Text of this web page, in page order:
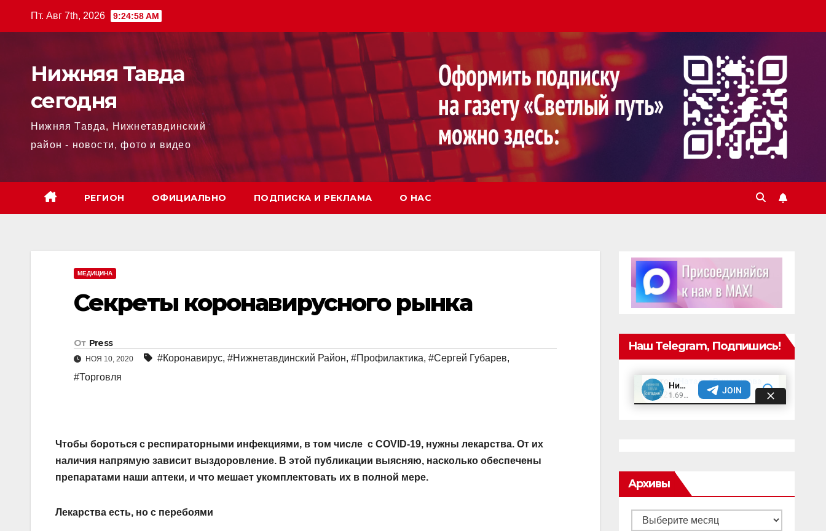
Пт. Авг 7th, 2026 9:24:59 AM
Нижняя Тавда
сегодня
Нижняя Тавда, Нижнетавдинский
район - новости, фото и видео
РЕГИОН ОФИЦИАЛЬНО ПОДПИСКА И РЕКЛАМА О НАС
МЕДИЦИНА
Секреты коронавирусного рынка
От Press
НОЯ 10, 2020 #Коронавирус, #Нижнетавдинский Район, #Профилактика, #Сергей Губарев,
#Торговля
Чтобы бороться с респираторными инфекциями, в том числе с COVID-19, нужны лекарства. От их
наличия напрямую зависит выздоровление. В этой публикации выясняю, насколько обеспечены
препаратами наши аптеки, и что мешает укомплектовать их в полной мере.
Лекарства есть, но с перебоями
Наш Telegram, Подпишись!
Архивы
Архивы